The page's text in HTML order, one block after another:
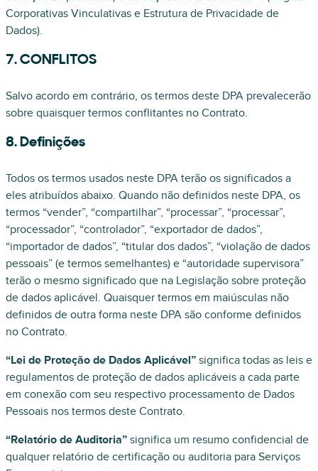
Corporativas Vinculativas e Estrutura de Privacidade de
Dados).
7. CONFLITOS
Salvo acordo em contrário, os termos deste DPA prevalecerão
sobre quaisquer termos conflitantes no Contrato.
8. Definições
Todos os termos usados neste DPA terão os significados a
eles atribuídos abaixo. Quando não definidos neste DPA, os
termos “vender”, “compartilhar”, “processar”, “processar”,
“processador”, “controlador”, “exportador de dados”,
“importador de dados”, “titular dos dados”, “violação de dados
pessoais” (e termos semelhantes) e “autoridade supervisora”
terão o mesmo significado que na Legislação sobre proteção
de dados aplicável. Quaisquer termos em maiúsculas não
definidos de outra forma neste DPA são conforme definidos
no Contrato.
“Lei de Proteção de Dados Aplicável” significa todas as leis e
regulamentos de proteção de dados aplicáveis a cada parte
em conexão com seu respectivo processamento de Dados
Pessoais nos termos deste Contrato.
“Relatório de Auditoria” significa um resumo confidencial de
qualquer relatório de certificação ou auditoria para Serviços